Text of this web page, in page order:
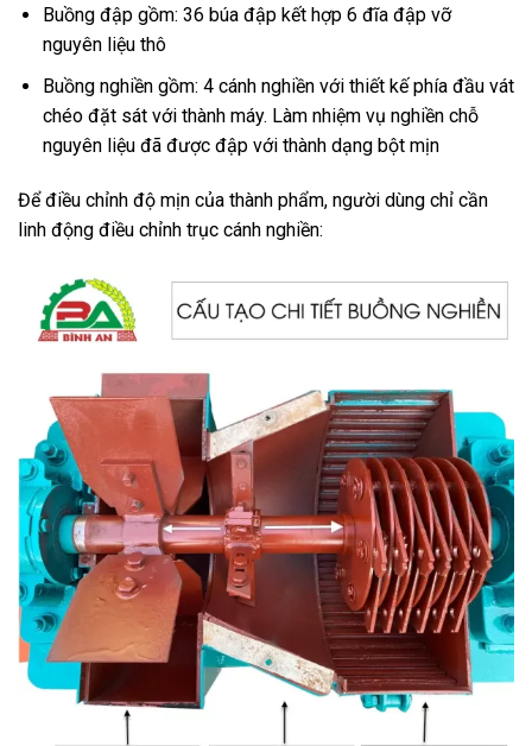
Buồng đập gồm: 36 búa đập kết hợp 6 đĩa đập vỡ
nguyên liệu thô
Buồng nghiền gồm: 4 cánh nghiền với thiết kế phía đầu vát
chéo đặt sát với thành máy. Làm nhiệm vụ nghiền chỗ
nguyên liệu đã được đập với thành dạng bột mịn
Để điều chỉnh độ mịn của thành phẩm, người dùng chỉ cần
linh động điều chỉnh trục cánh nghiền: